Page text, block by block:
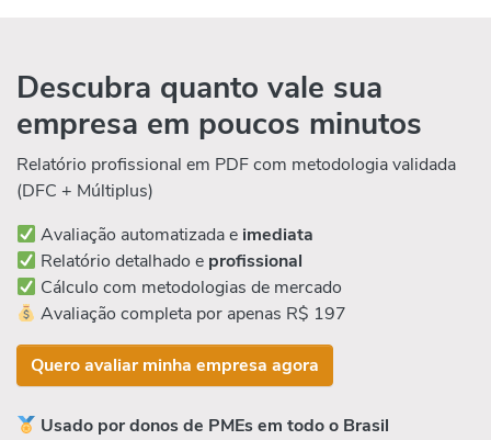
Descubra quanto vale sua
empresa em poucos minutos
Relatório profissional em PDF com metodologia validada
(DFC + Múltiplus)
Avaliação automatizada e imediata
Relatório detalhado e profissional
Cálculo com metodologias de mercado
Avaliação completa por apenas R$ 197
Quero avaliar minha empresa agora
Usado por donos de PMEs em todo o Brasil